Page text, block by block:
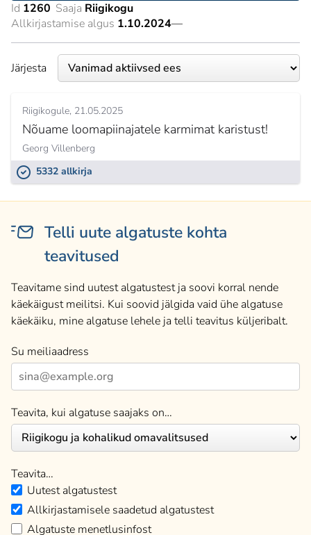
Id 1260 Saaja Riigikogu
Allkirjastamise algus 1.10.2024—
Järjesta
Riigikogule 21.05.2025
Nõuame loomapiinajatele karmimat karistust!
Georg Villenberg
5332 allkirja
Telli uute algatuste kohta
teavitused
Teavitame sind uutest algatustest ja soovi korral nende
käekäigust meilitsi. Kui soovid jälgida vaid ühe algatuse
käekäiku, mine algatuse lehele ja telli teavitus küljeribalt.
Su meiliaadress
Teavita, kui algatuse saajaks on…
Teavita…
Uutest algatustest
Allkirjastamisele saadetud algatustest
Algatuste menetlusinfost